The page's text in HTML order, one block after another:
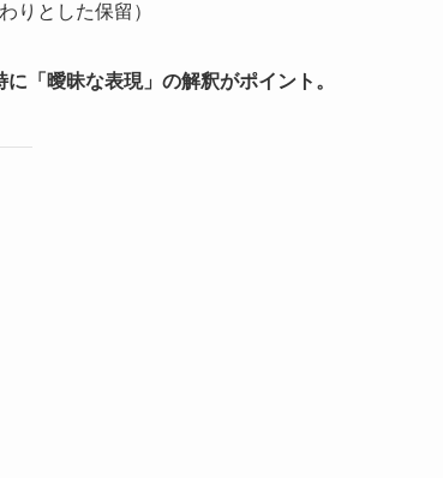
りとした保留）
「曖昧な表現」の解釈がポイント。